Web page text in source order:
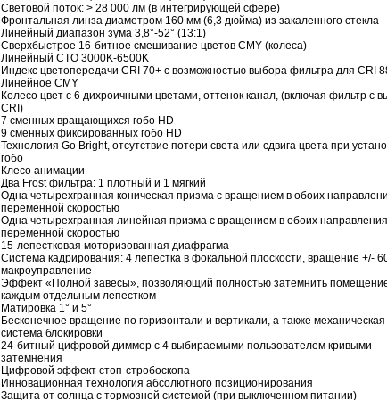
Световой поток: > 28 000 лм (в интегрирующей сфере)
Фронтальная линза диаметром 160 мм (6,3 дюйма) из закаленного стекла
Линейный диапазон зума 3,8°-52° (13:1)
Сверхбыстрое 16-битное смешивание цветов CMY (колеса)
Линейный CTO 3000K-6500K
Индекс цветопередачи CRI 70+ с возможностью выбора фильтра для CRI
Линейное CMY
Колесо цвет с 6 дихроичными цветами, оттенок канал, (включая фильтр с
CRI)
7 сменных вращающихся гобо HD
9 сменных фиксированных гобо HD
Технология Go Bright, отсутствие потери света или сдвига цвета при
гобо
Клесо анимации
Два Frost фильтра: 1 плотный и 1 мягкий
Одна четырехгранная коническая призма с вращением в обоих
переменной скоростью
Одна четырехгранная линейная призма с вращением в обоих
переменной скоростью
15-лепестковая моторизованная диафрагма
Система кадрирования: 4 лепестка в фокальной плоскости, вращение +/-
макроуправление
Эффект «Полной завесы», позволяющий полностью затемнить
каждым отдельным лепестком
Матировка 1° и 5°
Бесконечное вращение по горизонтали и вертикали, а также механическая
система блокировки
24-битный цифровой диммер с 4 выбираемыми пользователем кривыми
затемнения
Цифровой эффект стоп-стробоскопа
Инновационная технология абсолютного позиционирования
Защита от солнца с тормозной системой (при выключенном питании)